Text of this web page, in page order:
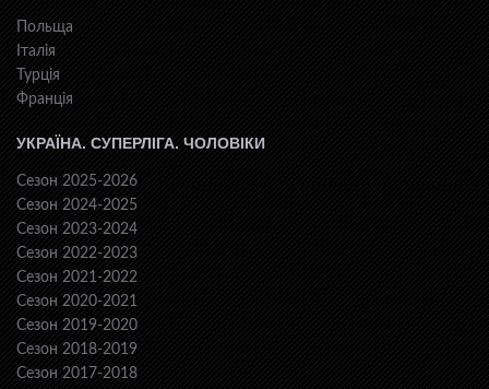
Польща
Італія
Турція
Франція
УКРАЇНА. СУПЕРЛІГА. ЧОЛОВІКИ
Сезон 2025-2026
Сезон 2024-2025
Сезон 2023-2024
Сезон 2022-2023
Сезон 2021-2022
Сезон 2020-2021
Сезон 2019-2020
Сезон 2018-2019
Сезон 2017-2018